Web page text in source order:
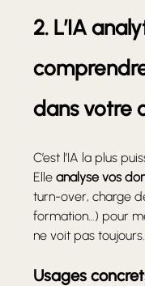
2. L’IA
dans votre
C’est l’IA la plus
Elle analyse vos
turn-over, charge
formation…) pour
ne voit pas toujours.
Usages